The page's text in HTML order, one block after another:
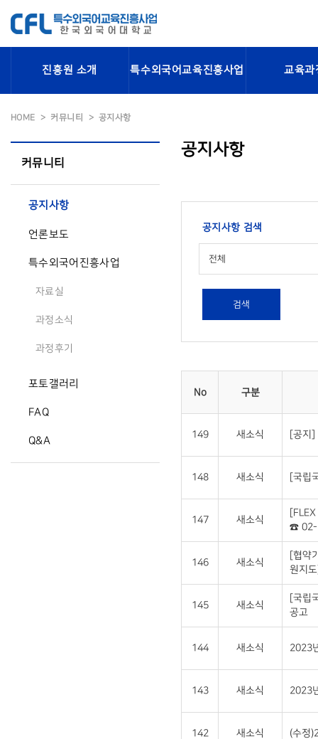
진흥원 소개 특수외국어교육진흥사업 교육과
HOME 커뮤니티 공지사항
커뮤니티
공지사항
언론보도
특수외국어진흥사업
자료실
과정소식
과정후기
포토갤러리
FAQ
Q&A
공지사항
공지사항 검색
전체
검색
No 구분
149 새소식 [공지]
148 새소식 [국립
147 새소식
☎ 02-
146 새소식
[협약
원지
145 새소식
[국립
공고
144 새소식 2023
143 새소식 2023
142 새소식 (수정